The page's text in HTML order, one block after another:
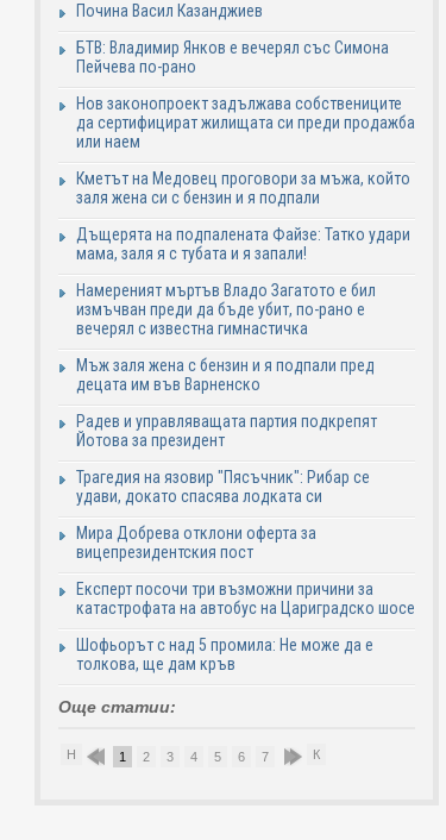
Почина Васил Казанджиев
БТВ: Владимир Янков е вечерял със Симона
Пейчева по-рано
Нов законопроект задължава собствениците
да сертифицират жилищата си преди продажба
или наем
Кметът на Медовец проговори за мъжа, който
заля жена си с бензин и я подпали
Дъщерята на подпалената Файзе: Татко удари
мама, заля я с тубата и я запали!
Намереният мъртъв Владо Загатото е бил
измъчван преди да бъде убит, по-рано е
вечерял с известна гимнастичка
Мъж заля жена с бензин и я подпали пред
децата им във Варненско
Радев и управляващата партия подкрепят
Йотова за президент
Трагедия на язовир "Пясъчник": Рибар се
удави, докато спасява лодката си
Мира Добрева отклони оферта за
вицепрезидентския пост
Експерт посочи три възможни причини за
катастрофата на автобус на Цариградско шосе
Шофьорът с над 5 промила: Не може да е
толкова, ще дам кръв
Още статии:
Н 1 2 3 4 5 6 7 8 9К